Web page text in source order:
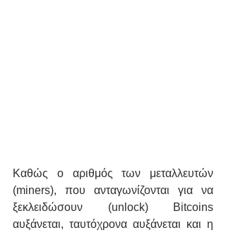
Καθώς ο αριθμός των μεταλλευτών
(miners), που ανταγωνίζονται για να
ξεκλειδώσουν (unlock) Bitcoins
αυξάνεται, ταυτόχρονα αυξάνεται και η